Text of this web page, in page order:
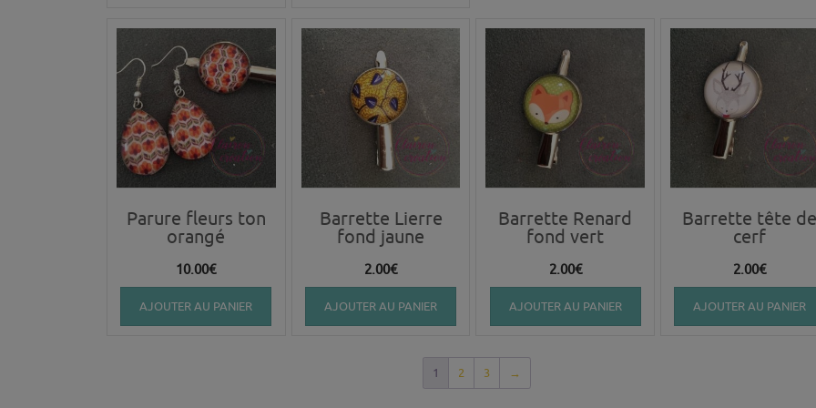
Parure fleurs ton
orangé
10.00€
AJOUTER AU PANIER
Barrette Lierre
fond jaune
2.00€
AJOUTER AU PANIER
Barrette Renard
fond vert
2.00€
AJOUTER AU PANIER
Barrette tête
cerf
2.00€
AJOUTER AU PANIER
1 2 3 →